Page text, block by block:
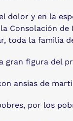
dolor y en la
Consolación
toda la familia
gran figura del
ansias de
por los